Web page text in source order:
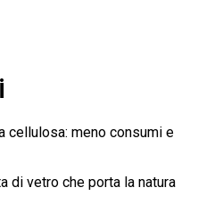
cellulosa: meno consumi e
di vetro che porta la natura